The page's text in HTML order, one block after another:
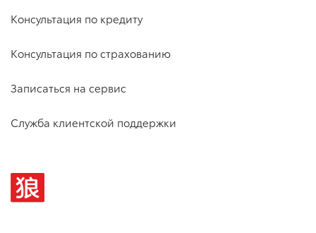
Консультация по кредиту
Консультация по страхованию
Записаться на сервис
Служба клиентской поддержки